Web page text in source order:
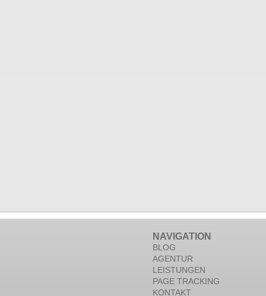
NAVIGATION
BLOG
AGENTUR
LEISTUNGEN
PAGE TRACKING
KONTAKT